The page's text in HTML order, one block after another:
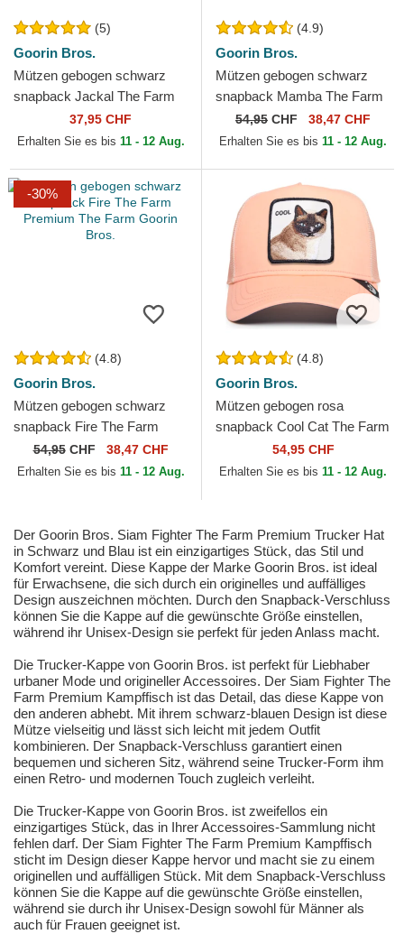
(5)
Goorin Bros.
Mützen gebogen schwarz
snapback Jackal The Farm
Premium The Farm Goorin
Bros.
37,95 CHF
Erhalten Sie es bis 11 - 12 Aug.
(4.9)
Goorin Bros.
Mützen gebogen schwarz
snapback Mamba The Farm
Premium The Farm Goorin
Bros.
54,95 CHF 38,47 CHF
Erhalten Sie es bis 11 - 12 Aug.
-30%
(4.8)
Goorin Bros.
Mützen gebogen schwarz
snapback Fire The Farm
Premium The Farm Goorin
Bros.
54,95CHF 38,47 CHF
Erhalten Sie es bis 11 - 12 Aug.
(4.8)
Goorin Bros.
Mützen gebogen rosa
snapback Cool Cat The Farm
Premium The Farm Goorin
Bros.
54,95 CHF
Erhalten Sie es bis 11 - 12 Aug.
Der Goorin Bros. Siam Fighter The Farm Premium Trucker Hat
in Schwarz und Blau ist ein einzigartiges Stück, das Stil und
Komfort vereint. Diese Kappe der Marke Goorin Bros. ist ideal
für Erwachsene, die sich durch ein originelles und auffälliges
Design auszeichnen möchten. Durch den Snapback-Verschluss
können Sie die Kappe auf die gewünschte Größe einstellen,
während ihr Unisex-Design sie perfekt für jeden Anlass macht.
Die Trucker-Kappe von Goorin Bros. ist perfekt für Liebhaber
urbaner Mode und origineller Accessoires. Der Siam Fighter The
Farm Premium Kampffisch ist das Detail, das diese Kappe von
den anderen abhebt. Mit ihrem schwarz-blauen Design ist diese
Mütze vielseitig und lässt sich leicht mit jedem Outfit
kombinieren. Der Snapback-Verschluss garantiert einen
bequemen und sicheren Sitz, während seine Trucker-Form ihm
einen Retro- und modernen Touch zugleich verleiht.
Die Trucker-Kappe von Goorin Bros. ist zweifellos ein
einzigartiges Stück, das in Ihrer Accessoires-Sammlung nicht
fehlen darf. Der Siam Fighter The Farm Premium Kampffisch
sticht im Design dieser Kappe hervor und macht sie zu einem
originellen und auffälligen Stück. Mit dem Snapback-Verschluss
können Sie die Kappe auf die gewünschte Größe einstellen,
während sie durch ihr Unisex-Design sowohl für Männer als
auch für Frauen geeignet ist.